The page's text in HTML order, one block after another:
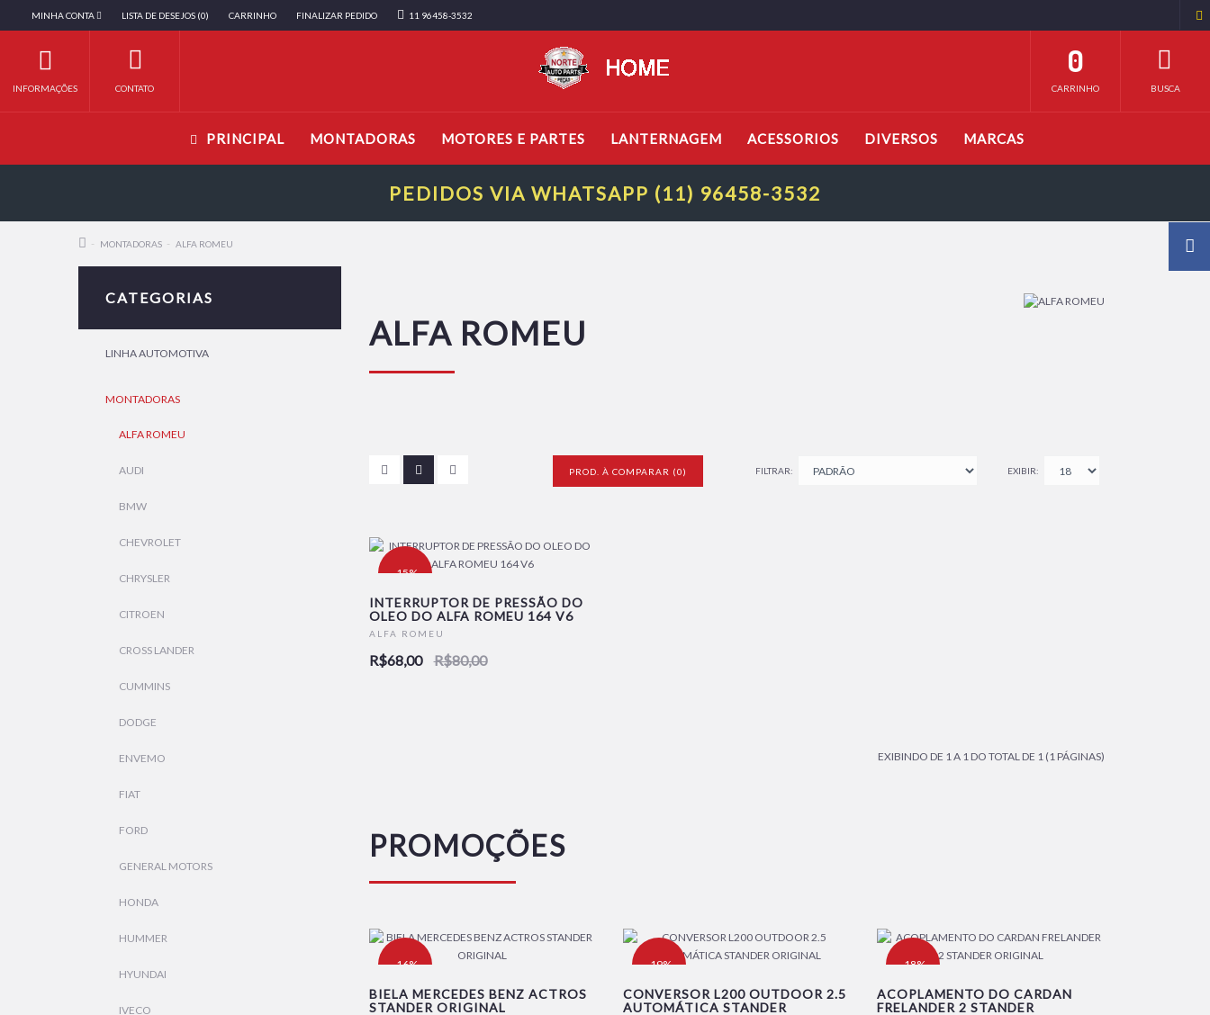
MINHA CONTA LISTA DE DESEJOS (0) CARRINHO FINALIZAR PEDIDO 11 96458-3532
INFORMAÇÕES CONTATO BUSCA
0
CARRINHO
PRINCIPAL MONTADORAS MOTORES E PARTES LANTERNAGEM ACESSORIOS DIVERSOS MARCAS
PEDIDOS VIA WHATSAPP (11) 96458-3532
MONTADORAS ALFA ROMEU
CATEGORIAS
LINHA AUTOMOTIVA
MONTADORAS
ALFA ROMEU
AUDI
BMW
CHEVROLET
CHRYSLER
CITROEN
CROSS LANDER
CUMMINS
DODGE
ENVEMO
FIAT
FORD
GENERAL MOTORS
HONDA
HUMMER
HYUNDAI
IVECO
ALFA ROMEU
PROD. À COMPARAR (0) FILTRAR: EXIBIR:
-15%
NOVO
INTERRUPTOR DE PRESSÃO DO
OLEO DO ALFA ROMEU 164 V6
ALFA ROMEU
R$68,00 R$80,00
EXIBINDO DE 1 A 1 DO TOTAL DE 1 (1 PÁGINAS)
PROMOÇÕES
-16%
BIELA MERCEDES BENZ ACTROS
STANDER ORIGINAL
-19%
CONVERSOR L200 OUTDOOR 2.5
AUTOMÁTICA STANDER
-18%
ACOPLAMENTO DO CARDAN
FRELANDER 2 STANDER